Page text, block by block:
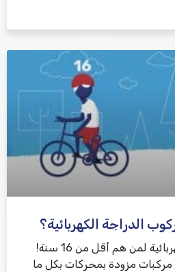
الدراجة الكهربائية؟
يمنع ركوب الدراجة الكهربائية لمن هم أقل من 16 سنة!
مركبات مزودة بمحركات بكل ما